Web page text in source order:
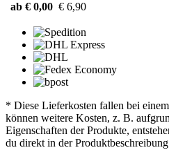
ab € 0,00 € 6,90
* Diese Lieferkosten fallen bei
können weitere Kosten, z. B.
Eigenschaften der Produkte,
du direkt in der